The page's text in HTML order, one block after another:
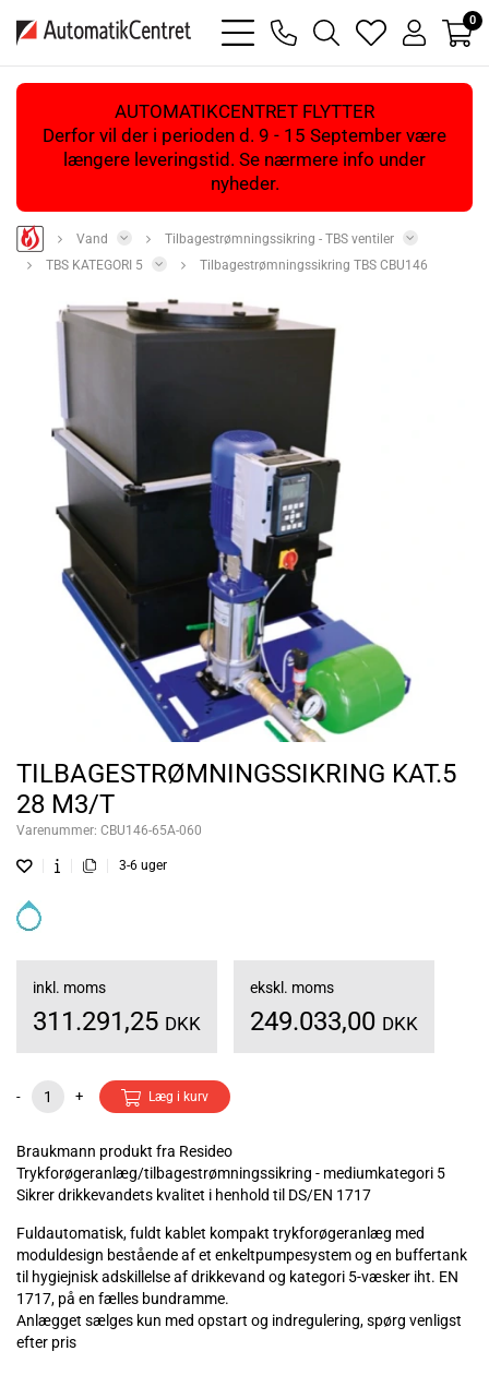
bars
light
phone
magnifying
glass
heart
light
user
light
0
AUTOMATIKCENTRET FLYTTER
Derfor vil der i perioden d. 9 - 15 September være
længere leveringstid. Se nærmere info under
nyheder.
Vand
Tilbagestrømningssikring - TBS ventiler
TBS KATEGORI 5
Tilbagestrømningssikring TBS CBU146
TILBAGESTRØMNINGSSIKRING KAT.5
28 M3/T
Varenummer: CBU146-65A-060
3-6 uger
inkl. moms
311.291,25 DKK
ekskl. moms
249.033,00 DKK
- + Læg i kurv
Braukmann produkt fra Resideo
Trykforøgeranlæg/tilbagestrømningssikring - mediumkategori 5
Sikrer drikkevandets kvalitet i henhold til DS/EN 1717
Fuldautomatisk, fuldt kablet kompakt trykforøgeranlæg med
moduldesign bestående af et enkeltpumpesystem og en buffertank
til hygiejnisk adskillelse af drikkevand og kategori 5-væsker iht. EN
1717, på en fælles bundramme.
Anlægget sælges kun med opstart og indregulering, spørg venligst
efter pris